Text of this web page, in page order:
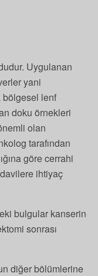
Uygulanan
yani
bölgesel lenf
doku örnekleri
olan
tarafından
göre cerrahi
ihtiyaç
bulgular kanserin
sonrası
diğer bölümlerine